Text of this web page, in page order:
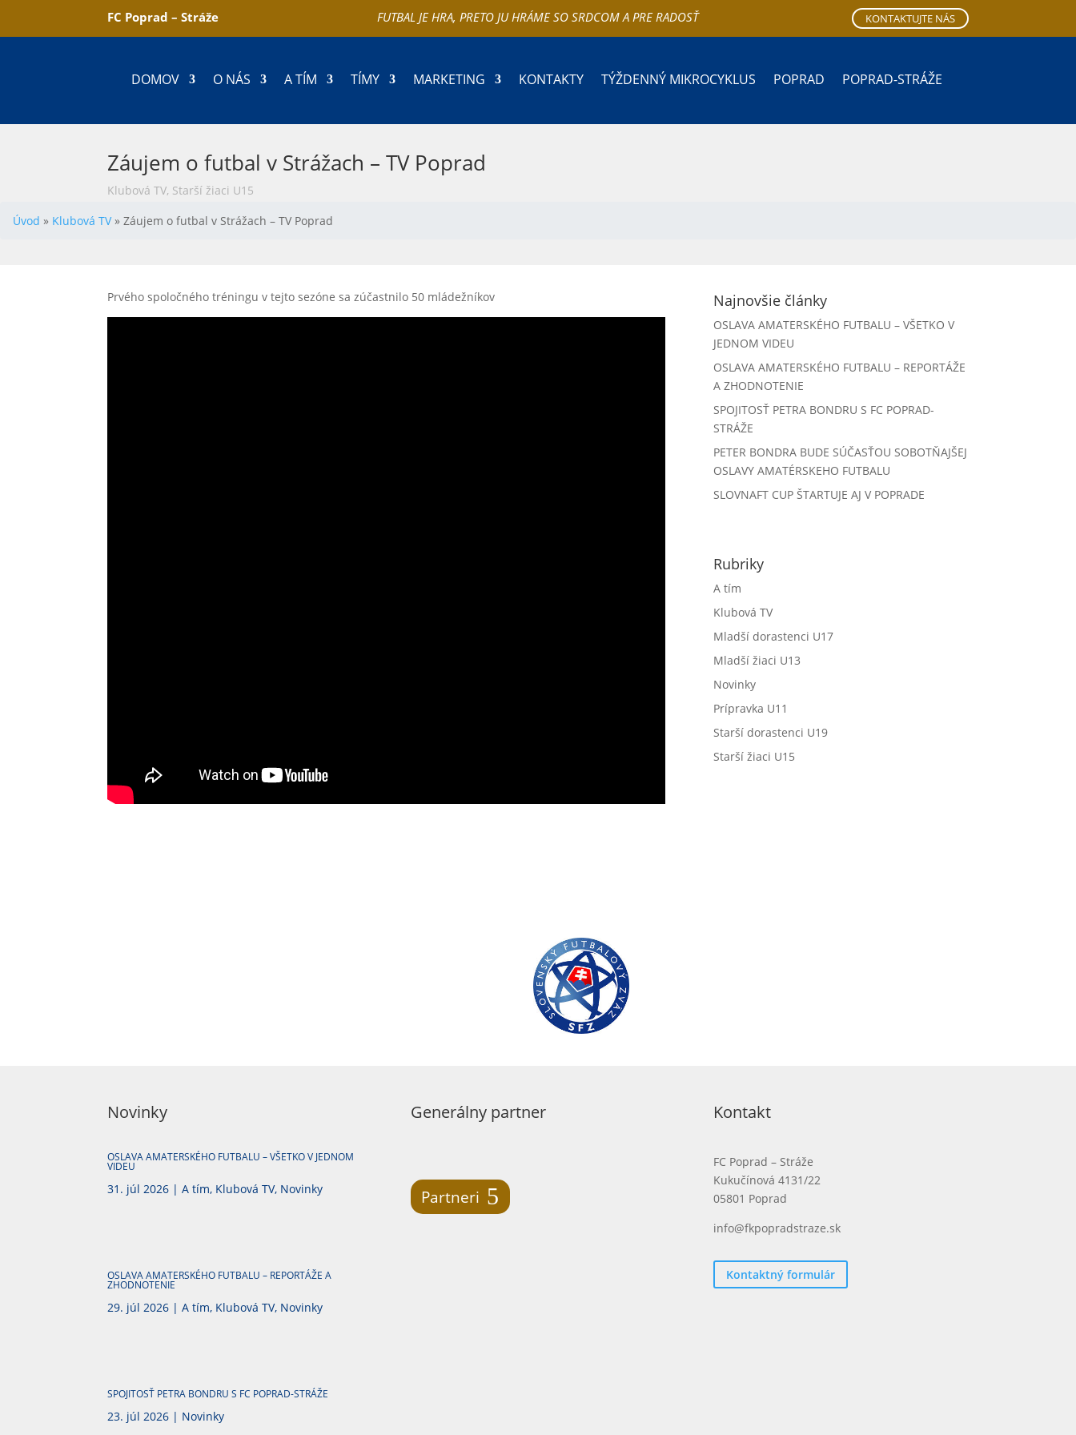
FC Poprad – Stráže FUTBAL JE HRA, PRETO JU HRÁME SO SRDCOM A PRE RADOSŤ KONTAKTUJTE NÁS
DOMOV O NÁS A TÍM TÍMY MARKETING KONTAKTY TÝŽDENNÝ MIKROCYKLUS POPRAD POPRAD-STRÁŽE
Záujem o futbal v Strážach – TV Poprad
Klubová TV, Starší žiaci U15
Úvod » Klubová TV» Záujem o futbal v Strážach – TV Poprad
Prvého spoločného tréningu v tejto sezóne sa zúčastnilo 50 mládežníkov Najnovšie články
OSLAVA AMATERSKÉHO FUTBALU – VŠETKO V
JEDNOM VIDEU
OSLAVA AMATERSKÉHO FUTBALU – REPORTÁŽE
A ZHODNOTENIE
SPOJITOSŤ PETRA BONDRU S FC POPRAD-
STRÁŽE
PETER BONDRA BUDE SÚČASŤOU SOBOTŇAJŠEJ
OSLAVY AMATÉRSKEHO FUTBALU
SLOVNAFT CUP ŠTARTUJE AJ V POPRADE
Rubriky
A tím
Klubová TV
Mladší dorastenci U17
Mladší žiaci U13
Novinky
Prípravka U11
Starší dorastenci U19
Starší žiaci U15
Novinky
OSLAVA AMATERSKÉHO FUTBALU – VŠETKO V JEDNOM
VIDEU
31. júl 2026 |A tím, Klubová TV, Novinky
OSLAVA AMATERSKÉHO FUTBALU – REPORTÁŽE A
ZHODNOTENIE
29. júl 2026 |A tím, Klubová TV, Novinky
SPOJITOSŤ PETRA BONDRU S FC POPRAD-STRÁŽE
23. júl 2026 | Novinky
Generálny partner
Partneri
Kontakt
FC Poprad – Stráže
Kukučínová 4131/22
05801 Poprad
info@fkpopradstraze.sk
Kontaktný formulár